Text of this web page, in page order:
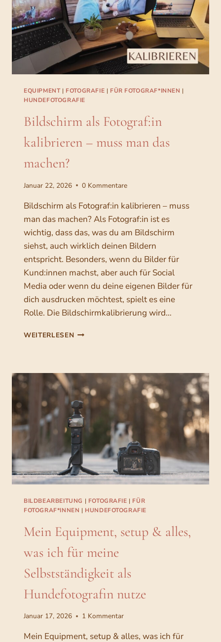
H
E
R
U
N
G
A
S
F
T
G
N
–
W
A
R
U
S
I
E
S
O
I
I
G
I
S
T
EQUIPMENT| FOTOGRAFIE | FÜR FOTOGRAF*INNEN |
HUNDEFOTOGRAFIE
Bildschirm als Fotograf:in
kalibrieren – muss man das
machen?
Januar 22, 2026 0 Kommentare
Bildschirm als Fotograf:in kalibrieren – muss
man das machen? Als Fotograf:in ist es
wichtig, dass das, was du am Bildschirm
siehst, auch wirklich deinen Bildern
entspricht. Besonders, wenn du Bilder für
Kund:innen machst, aber auch für Social
Media oder wenn du deine eigenen Bilder für
dich ausdrucken möchtest, spielt es eine
Rolle. Die Bildschirmkalibrierung wird…
WEITERLESENB
S
C
H
I
R
M
A
L
S
F
O
O
G
A
:
N
A
I
R
BILDBEARBEITUNG | FOTOGRAFIE | FÜR
FOTOGRAF*INNEN | HUNDEFOTOGRAFIE
Mein Equipment, setup & alles,
was ich für meine
Selbstständigkeit als
Hundefotografin nutze
Januar 17, 2026 1 Kommentar
Mein Equipment, setup & alles, was ich für